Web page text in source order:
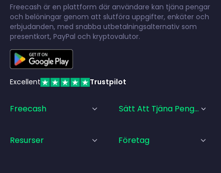
Freecash är en plattform där användare kan tjäna pengar
och belöningar genom att slutföra uppgifter, enkäter och
erbjudanden, med snabba utbetalningsalternativ som
presentkort, PayPal och kryptovalutor.
Excellent Trustpilot
Freecash Sätt Att Tjäna Pengar
Resurser Företag